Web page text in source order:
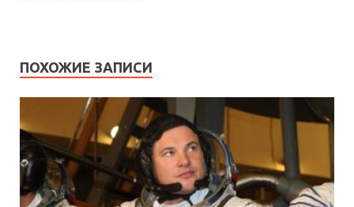
ПОХОЖИЕ ЗАПИСИ